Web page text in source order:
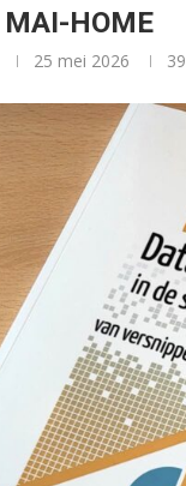
HOME
25 mei 2026